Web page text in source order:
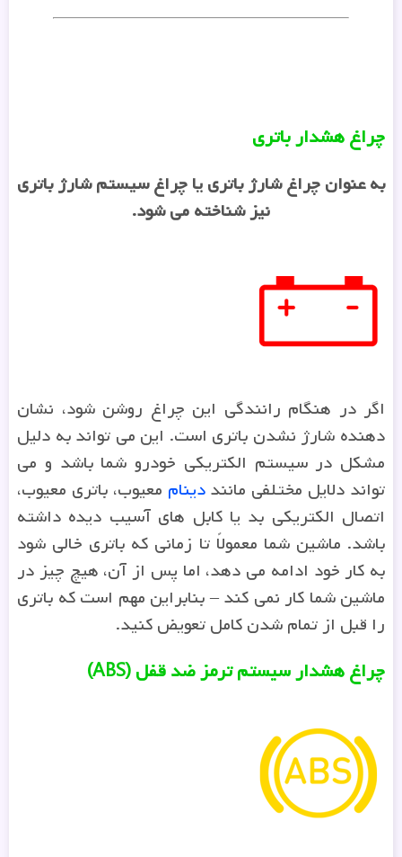
چراغ هشدار باتری
به عنوان چراغ شارژ باتری یا چراغ سیستم شارژ باتری
نیز شناخته می شود.
اگر در هنگام رانندگی این چراغ روشن شود، نشان
دهنده شارژ نشدن باتری است. این می تواند به دلیل
مشکل در سیستم الکتریکی خودرو شما باشد و می
تواند دلایل مختلفی ماننددینام معیوب، باتری معیوب،
اتصال الکتریکی بد یا کابل های آسیب دیده داشته
باشد. ماشین شما معمولاً تا زمانی که باتری خالی شود
به کار خود ادامه می دهد، اما پس از آن، هیچ چیز در
ماشین شما کار نمی کند – بنابراین مهم است که باتری
را قبل از تمام شدن کامل تعویض کنید.
چراغ هشدار سیستم ترمز ضد قفل(ABS)